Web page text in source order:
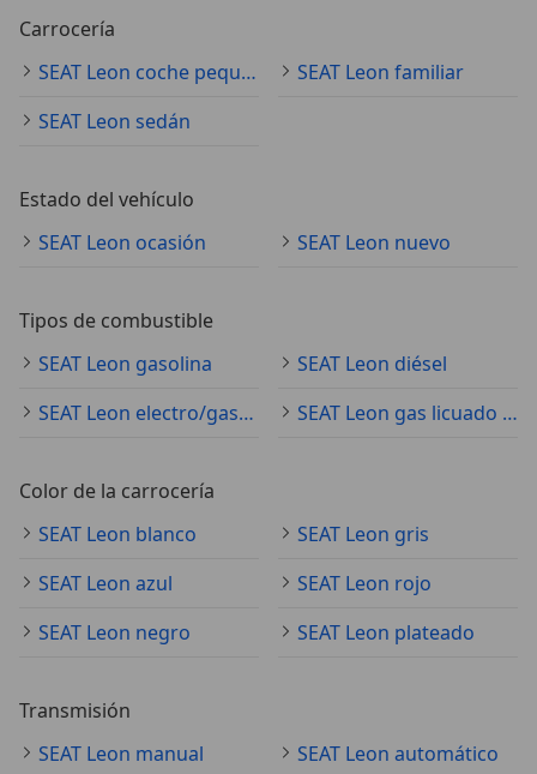
Carrocería
SEAT Leon coche pequeño
SEAT Leon familiar
SEAT Leon sedán
Estado del vehículo
SEAT Leon ocasión
SEAT Leon nuevo
Tipos de combustible
SEAT Leon gasolina
SEAT Leon diésel
SEAT Leon electro/gasolina
SEAT Leon gas licuado (GLP)
Color de la carrocería
SEAT Leon blanco
SEAT Leon gris
SEAT Leon azul
SEAT Leon rojo
SEAT Leon negro
SEAT Leon plateado
Transmisión
SEAT Leon manual
SEAT Leon automático